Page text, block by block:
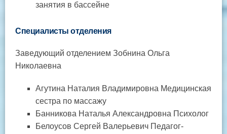
занятия в бассейне
Специалисты отделения
Заведующий отделением Зобнина Ольга
Николаевна
Агутина Наталия Владимировна Медицинская
сестра по массажу
Банникова Наталья Александровна Психолог
Белоусов Сергей Валерьевич Педагог-